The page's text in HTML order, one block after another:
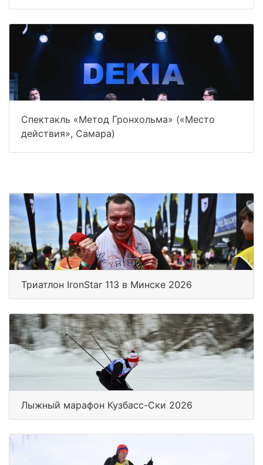
Спектакль «Метод Гронхольма» («Место
действия», Самара)
Триатлон IronStar 113 в Минске 2026
Лыжный марафон Кузбасс-Ски 2026